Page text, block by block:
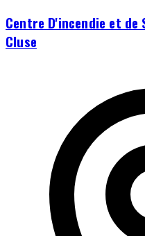
Centre D'incendie et de
Cluse